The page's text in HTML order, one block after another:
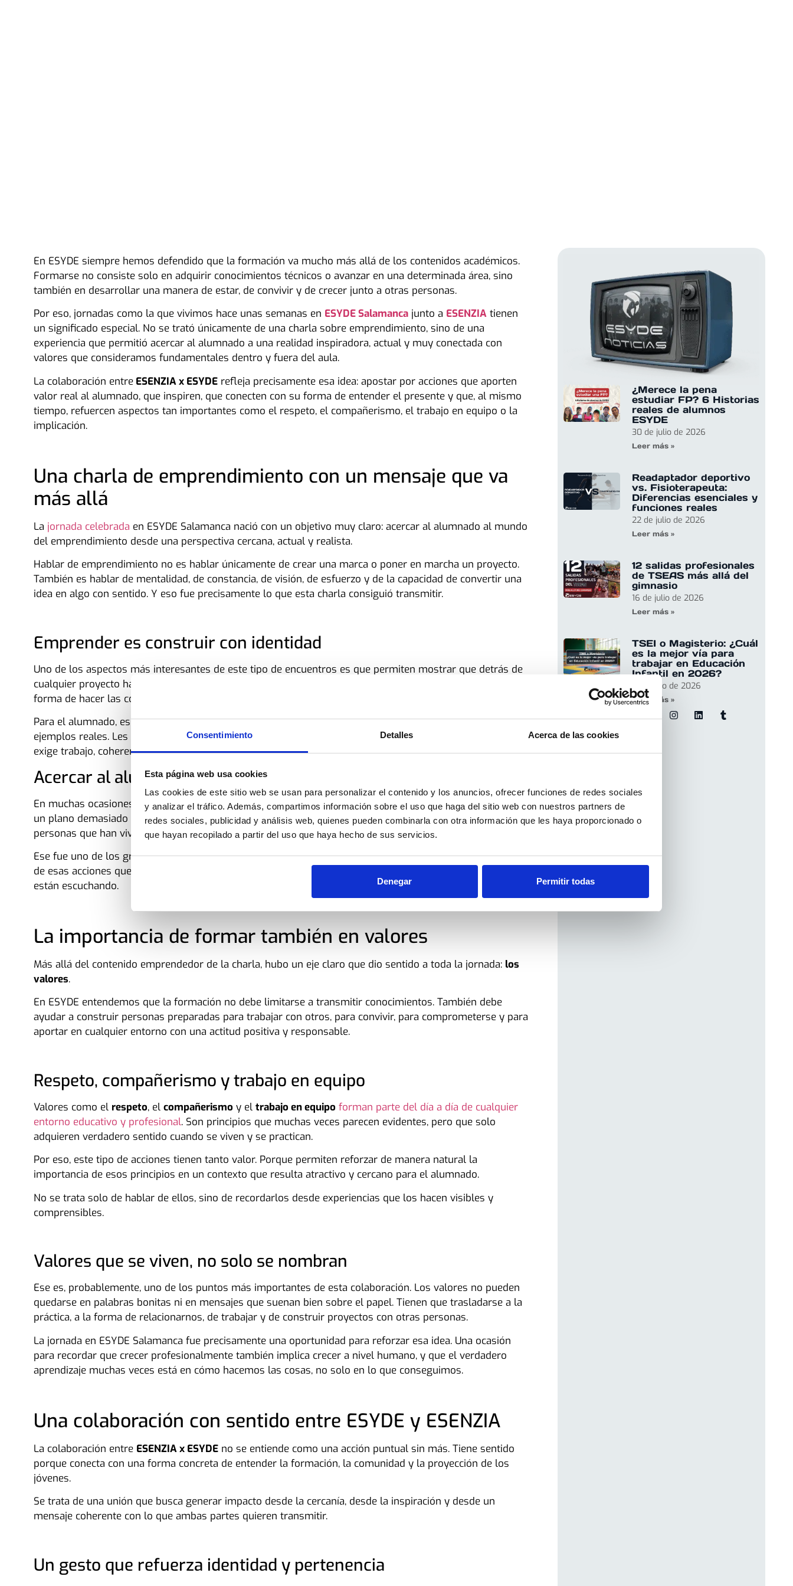
Consentimiento Detalles Acerca de las cookies
Esta página web usa cookies
Las cookies de este sitio web se usan para personalizar el contenido y los anuncios, ofrecer funciones de redes sociales
y analizar el tráfico. Además, compartimos información sobre el uso que haga del sitio web con nuestros partners de
redes sociales, publicidad y análisis web, quienes pueden combinarla con otra información que les haya proporcionado o
que hayan recopilado a partir del uso que haya hecho de sus servicios.
Denegar Permitir todas
En ESYDE siempre hemos defendido que la formación va mucho más allá de los contenidos académicos.
Formarse no consiste solo en adquirir conocimientos técnicos o avanzar en una determinada área, sino
también en desarrollar una manera de estar, de convivir y de crecer junto a otras personas.
Por eso, jornadas como la que vivimos hace unas semanas en ESYDE Salamanca junto a ESENZIA tienen
un significado especial. No se trató únicamente de una charla sobre emprendimiento, sino de una
experiencia que permitió acercar al alumnado a una realidad inspiradora, actual y muy conectada con
valores que consideramos fundamentales dentro y fuera del aula.
La colaboración entre ESENZIA x ESYDE refleja precisamente esa idea: apostar por acciones que aporten
valor real al alumnado, que inspiren, que conecten con su forma de entender el presente y que, al mismo
tiempo, refuercen aspectos tan importantes como el respeto, el compañerismo, el trabajo en equipo o la
implicación.
Una charla de emprendimiento con un mensaje que va
más allá
La jornada celebrada en ESYDE Salamanca nació con un objetivo muy claro: acercar al alumnado al mundo
del emprendimiento desde una perspectiva cercana, actual y realista.
Hablar de emprendimiento no es hablar únicamente de crear una marca o poner en marcha un proyecto.
También es hablar de mentalidad, de constancia, de visión, de esfuerzo y de la capacidad de convertir una
idea en algo con sentido. Y eso fue precisamente lo que esta charla consiguió transmitir.
Emprender es construir con identidad
Uno de los aspectos más interesantes de este tipo de encuentros es que permiten mostrar que detrás de
cualquier proyecto hay mucho más que una imagen o un producto. Hay una historia, una intención, una
forma de hacer las cosas y una identidad que se va construyendo con el tiempo.
Para el alumnado, escuchar este tipo de experiencias resulta especialmente valioso porque les acerca a
ejemplos reales. Les ayuda a entender que emprender no es algo lejano o abstracto, sino un camino que
exige trabajo, coherencia y capacidad para mantenerse fiel a unos principios.
Acercar al alumnado a ejemplos reales
En muchas ocasiones, los jóvenes reciben mensajes sobre esfuerzo, motivación o futuro profesional desde
un plano demasiado teórico. Sin embargo, cuando estas ideas se aterrizan a través de casos reales y de
personas que han vivido ese proceso en primera persona, el impacto es mucho mayor.
Ese fue uno de los grandes aciertos de la jornada: ofrecer una experiencia cercana, dinámica y creíble. Una
de esas acciones que no se quedan en lo superficial, sino que realmente consiguen conectar con quienes
están escuchando.
La importancia de formar también en valores
Más allá del contenido emprendedor de la charla, hubo un eje claro que dio sentido a toda la jornada: los
valores.
En ESYDE entendemos que la formación no debe limitarse a transmitir conocimientos. También debe
ayudar a construir personas preparadas para trabajar con otros, para convivir, para comprometerse y para
aportar en cualquier entorno con una actitud positiva y responsable.
Respeto, compañerismo y trabajo en equipo
Valores como el respeto, el compañerismo y el trabajo en equipo forman parte del día a día de cualquier
entorno educativo y profesional. Son principios que muchas veces parecen evidentes, pero que solo
adquieren verdadero sentido cuando se viven y se practican.
Por eso, este tipo de acciones tienen tanto valor. Porque permiten reforzar de manera natural la
importancia de esos principios en un contexto que resulta atractivo y cercano para el alumnado.
No se trata solo de hablar de ellos, sino de recordarlos desde experiencias que los hacen visibles y
comprensibles.
Valores que se viven, no solo se nombran
Ese es, probablemente, uno de los puntos más importantes de esta colaboración. Los valores no pueden
quedarse en palabras bonitas ni en mensajes que suenan bien sobre el papel. Tienen que trasladarse a la
práctica, a la forma de relacionarnos, de trabajar y de construir proyectos con otras personas.
La jornada en ESYDE Salamanca fue precisamente una oportunidad para reforzar esa idea. Una ocasión
para recordar que crecer profesionalmente también implica crecer a nivel humano, y que el verdadero
aprendizaje muchas veces está en cómo hacemos las cosas, no solo en lo que conseguimos.
Una colaboración con sentido entre ESYDE y ESENZIA
La colaboración entre ESENZIA x ESYDE no se entiende como una acción puntual sin más. Tiene sentido
porque conecta con una forma concreta de entender la formación, la comunidad y la proyección de los
jóvenes.
Se trata de una unión que busca generar impacto desde la cercanía, desde la inspiración y desde un
mensaje coherente con lo que ambas partes quieren transmitir.
Un gesto que refuerza identidad y pertenencia
¿Merece la pena
estudiar FP? 6 Historias
reales de alumnos
ESYDE
30 de julio de 2026
Leer más »
Readaptador deportivo
vs. Fisioterapeuta:
Diferencias esenciales y
funciones reales
22 de julio de 2026
Leer más »
12 salidas profesionales
de TSEAS más allá del
gimnasio
16 de julio de 2026
Leer más »
TSEI o Magisterio: ¿Cuál
es la mejor vía para
trabajar en Educación
Infantil en 2026?
9 de julio de 2026
Leer más »